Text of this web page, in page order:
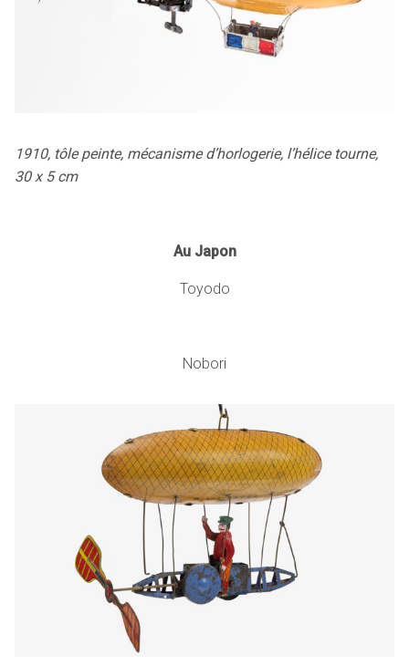
1910, tôle peinte, mécanisme d’horlogerie, l’hélice tourne,
30 x 5 cm
Au Japon
Toyodo
Nobori